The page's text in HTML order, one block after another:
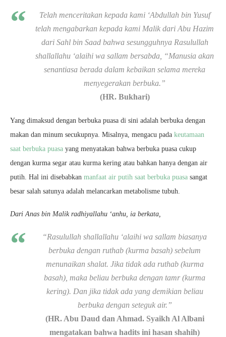
Telah menceritakan kepada kami ‘Abdullah bin Yusuf
telah mengabarkan kepada kami Malik dari Abu Hazim
dari Sahl bin Saad bahwa sesungguhnya Rasulullah
shallallahu ‘alaihi wa sallam bersabda, “Manusia akan
senantiasa berada dalam kebaikan selama mereka
menyegerakan berbuka.”
(HR. Bukhari)
Yang dimaksud dengan berbuka puasa di sini adalah berbuka dengan
makan dan minum secukupnya. Misalnya, mengacu pada keutamaan
saat berbuka puasa yang menyatakan bahwa berbuka puasa cukup
dengan kurma segar atau kurma kering atau bahkan hanya dengan air
putih. Hal ini disebabkan manfaat air putih saat berbuka puasa sangat
besar salah satunya adalah melancarkan metabolisme tubuh.
Dari Anas bin Malik radhiyallahu ‘anhu, ia berkata,
“Rasulullah shallallahu ‘alaihi wa sallam biasanya
berbuka dengan ruthab (kurma basah) sebelum
menunaikan shalat. Jika tidak ada ruthab (kurma
basah), maka beliau berbuka dengan tamr (kurma
kering). Dan jika tidak ada yang demikian beliau
berbuka dengan seteguk air.”
(HR. Abu Daud dan Ahmad. Syaikh Al Albani
mengatakan bahwa hadits ini hasan shahih)